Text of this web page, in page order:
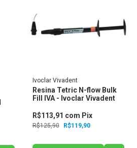
Ivoclar Vivadent
Resina Tetric N-flow Bulk
Fill IVA - Ivoclar Vivadent
R$125,90 R$119,90
R$113,91 com Pix